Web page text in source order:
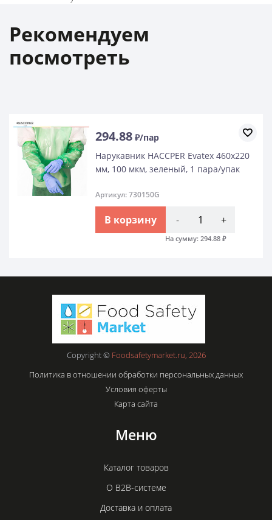
Рекомендуем
посмотреть
294.88 ₽/пар
Нарукавник HACCPER Evatex 460х220
мм, 100 мкм, зеленый, 1 пара/упак
Артикул: 730150G
В корзину - +
На сумму: 294.88 ₽
Copyright © Foodsafetymarket.ru, 2026
Политика в отношении обработки персональных данных
Условия оферты
Карта сайта
Меню
Каталог товаров
О B2B-системе
Доставка и оплата